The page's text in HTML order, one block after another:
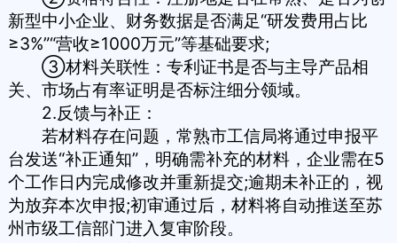
新型中小企业、财务数据是否满足“研发费用占比
≥3%”“营收≥1000万元”等基础要求;
③材料关联性：专利证书是否与主导产品相
关、市场占有率证明是否标注细分领域。
2.反馈与补正：
若材料存在问题，常熟市工信局将通过申报平
台发送“补正通知”，明确需补充的材料，企业需在5
个工作日内完成修改并重新提交;逾期未补正的，视
为放弃本次申报;初审通过后，材料将自动推送至苏
州市级工信部门进入复审阶段。